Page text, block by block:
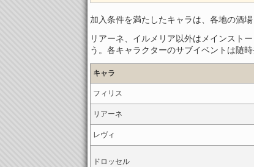
加入条件を満たしたキャラは、各地の酒
リアーネ、イルメリア以外はメインスト
う。各キャラクターのサブイベントは随
キャラ
フィリス
リアーネ
レヴィ
ドロッセル